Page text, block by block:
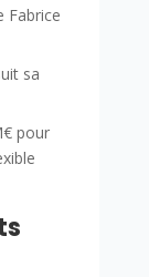
Fabrice
sa
pour